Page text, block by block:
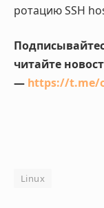
ротацию SSH
читайте
— https://t.me/
Linux